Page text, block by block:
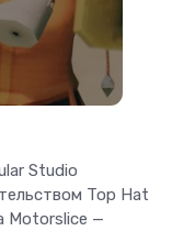
Studio
Top Hat
Motorslice —